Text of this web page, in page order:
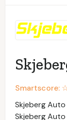
Smartscore:
Skjeberg
Skjeberg